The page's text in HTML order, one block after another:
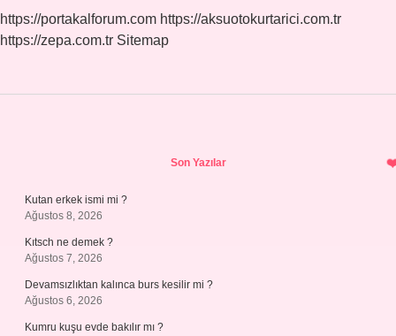
https://portakalforum.com https://aksuotokurtarici.com.tr
https://zepa.com.tr Sitemap
Son Yazılar
Kutan erkek ismi mi ?
Ağustos 8, 2026
Kıtsch ne demek ?
Ağustos 7, 2026
Devamsızlıktan kalınca burs kesilir mi ?
Ağustos 6, 2026
Kumru kuşu evde bakılır mı ?